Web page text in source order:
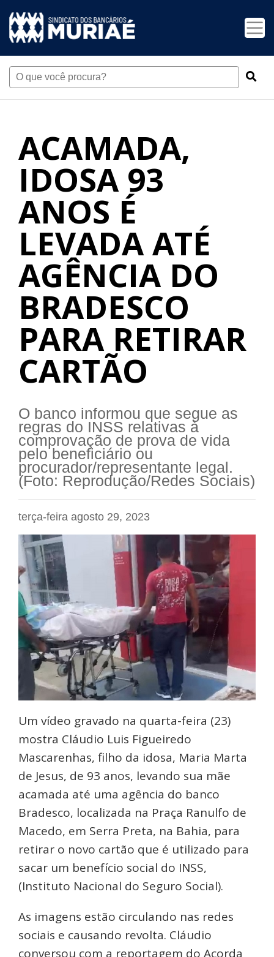
ACAMADA,
IDOSA 93
ANOS É
LEVADA ATÉ
AGÊNCIA DO
BRADESCO
PARA RETIRAR
CARTÃO
O banco informou que segue as
regras do INSS relativas à
comprovação de prova de vida
pelo beneficiário ou
procurador/representante legal.
(Foto: Reprodução/Redes Sociais)
terça-feira agosto 29, 2023
Um vídeo gravado na quarta-feira (23)
mostra Cláudio Luis Figueiredo
Mascarenhas, filho da idosa, Maria Marta
de Jesus, de 93 anos, levando sua mãe
acamada até uma agência do banco
Bradesco, localizada na Praça Ranulfo de
Macedo, em Serra Preta, na Bahia, para
retirar o novo cartão que é utilizado para
sacar um benefício social do INSS,
(Instituto Nacional do Seguro Social).
As imagens estão circulando nas redes
sociais e causando revolta. Cláudio
conversou com a reportagem do Acorda